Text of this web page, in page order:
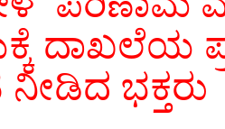
ದಾಖಲೆಯ
ಭಕ್ತರು